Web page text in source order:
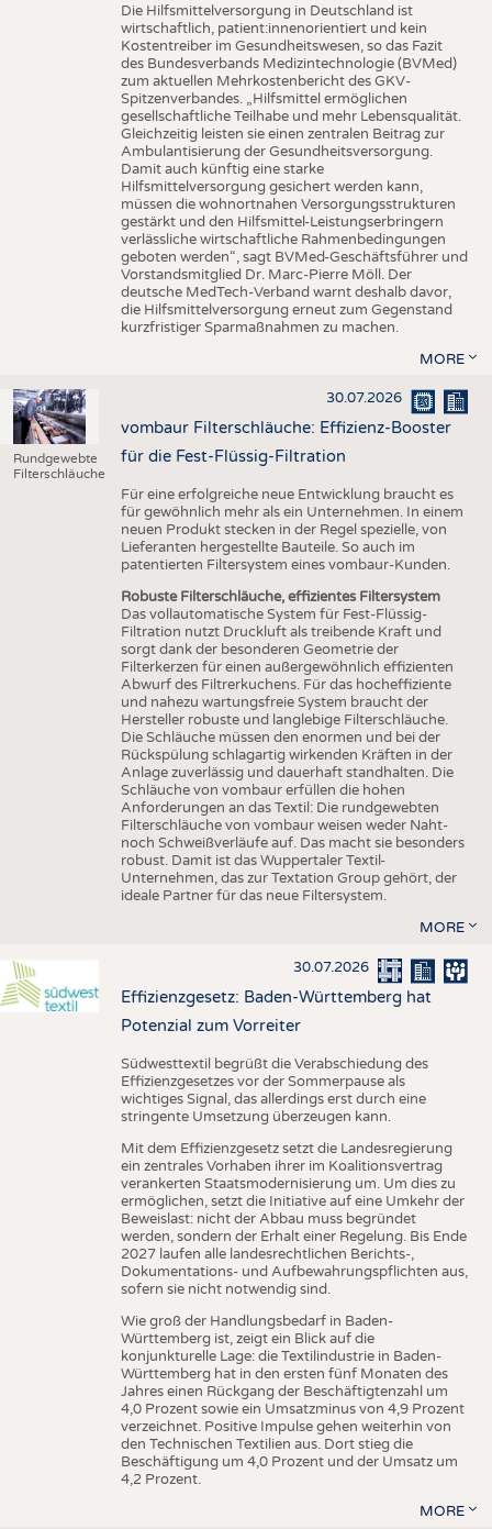
Die Hilfsmittelversorgung in Deutschland ist
wirtschaftlich, patient:innenorientiert und kein
Kostentreiber im Gesundheitswesen, so das Fazit
des Bundesverbands Medizintechnologie (BVMed)
zum aktuellen Mehrkostenbericht des GKV-
Spitzenverbandes. „Hilfsmittel ermöglichen
gesellschaftliche Teilhabe und mehr Lebensqualität.
Gleichzeitig leisten sie einen zentralen Beitrag zur
Ambulantisierung der Gesundheitsversorgung.
Damit auch künftig eine starke
Hilfsmittelversorgung gesichert werden kann,
müssen die wohnortnahen Versorgungsstrukturen
gestärkt und den Hilfsmittel-Leistungserbringern
verlässliche wirtschaftliche Rahmenbedingungen
geboten werden“, sagt BVMed-Geschäftsführer und
Vorstandsmitglied Dr. Marc-Pierre Möll. Der
deutsche MedTech-Verband warnt deshalb davor,
die Hilfsmittelversorgung erneut zum Gegenstand
kurzfristiger Sparmaßnahmen zu machen.
MORE
Rundgewebte
Filterschläuche
30.07.2026
vombaur Filterschläuche: Effizienz-Booster
für die Fest-Flüssig-Filtration
Für eine erfolgreiche neue Entwicklung braucht es
für gewöhnlich mehr als ein Unternehmen. In einem
neuen Produkt stecken in der Regel spezielle, von
Lieferanten hergestellte Bauteile. So auch im
patentierten Filtersystem eines vombaur-Kunden.
Robuste Filterschläuche, effizientes Filtersystem
Das vollautomatische System für Fest-Flüssig-
Filtration nutzt Druckluft als treibende Kraft und
sorgt dank der besonderen Geometrie der
Filterkerzen für einen außergewöhnlich effizienten
Abwurf des Filtrerkuchens. Für das hocheffiziente
und nahezu wartungsfreie System braucht der
Hersteller robuste und langlebige Filterschläuche.
Die Schläuche müssen den enormen und bei der
Rückspülung schlagartig wirkenden Kräften in der
Anlage zuverlässig und dauerhaft standhalten. Die
Schläuche von vombaur erfüllen die hohen
Anforderungen an das Textil: Die rundgewebten
Filterschläuche von vombaur weisen weder Naht-
noch Schweißverläufe auf. Das macht sie besonders
robust. Damit ist das Wuppertaler Textil-
Unternehmen, das zur Textation Group gehört, der
ideale Partner für das neue Filtersystem.
MORE
30.07.2026
Effizienzgesetz: Baden-Württemberg hat
Potenzial zum Vorreiter
Südwesttextil begrüßt die Verabschiedung des
Effizienzgesetzes vor der Sommerpause als
wichtiges Signal, das allerdings erst durch eine
stringente Umsetzung überzeugen kann.
Mit dem Effizienzgesetz setzt die Landesregierung
ein zentrales Vorhaben ihrer im Koalitionsvertrag
verankerten Staatsmodernisierung um. Um dies zu
ermöglichen, setzt die Initiative auf eine Umkehr der
Beweislast: nicht der Abbau muss begründet
werden, sondern der Erhalt einer Regelung. Bis Ende
2027 laufen alle landesrechtlichen Berichts-,
Dokumentations- und Aufbewahrungspflichten aus,
sofern sie nicht notwendig sind.
Wie groß der Handlungsbedarf in Baden-
Württemberg ist, zeigt ein Blick auf die
konjunkturelle Lage: die Textilindustrie in Baden-
Württemberg hat in den ersten fünf Monaten des
Jahres einen Rückgang der Beschäftigtenzahl um
4,0 Prozent sowie ein Umsatzminus von 4,9 Prozent
verzeichnet. Positive Impulse gehen weiterhin von
den Technischen Textilien aus. Dort stieg die
Beschäftigung um 4,0 Prozent und der Umsatz um
4,2 Prozent.
MORE